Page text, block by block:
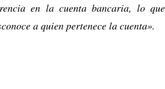
en la cuenta bancaria, lo
a quien pertenece la cuenta».